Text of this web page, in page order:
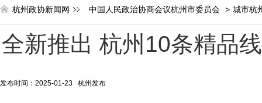
杭州政协新闻网 中国人民政治协商会议杭州市委员会 > 城市杭
全新推出 杭州10条精品
发布时间：2025-01-23 杭州发布